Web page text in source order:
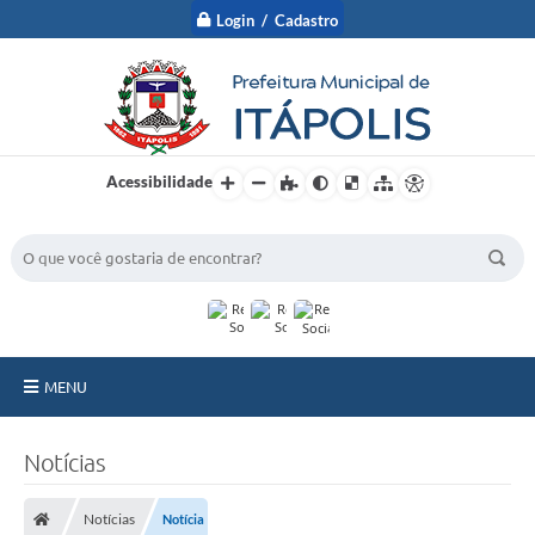
Login / Cadastro
Acessibilidade
MENU
Notícias
Notícias Notícia